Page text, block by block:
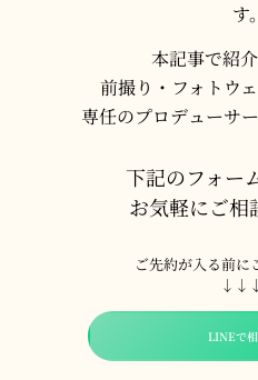
す。
本記事で紹
前撮り・フォトウ
専任のプロデューサ
下記のフォー
お気軽にご相
ご先約が入る前に
LINEで